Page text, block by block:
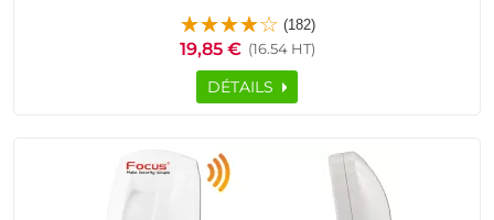
dispositif offre une autonomie de 2-3 ans en usage standard.
Fonctionnant sur des fréquences de 433 MHz ou 868 MHz, il
transmet sur 150-200 mètres. Son système de modulation
sécurisée ASK multicanaux assure une protection
LED, il envoie des alertes en cas de problème. Installation
facile et surveillance à distance via une application mobile.
(182)
19,85 € (16.54 HT)
DÉTAILS